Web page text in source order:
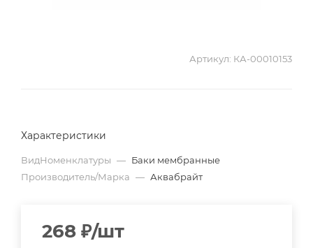
Артикул: КА-00010153
Характеристики
ВидНоменклатуры — Баки мембранные
Производитель/Марка — Аквабрайт
268 ₽/шт